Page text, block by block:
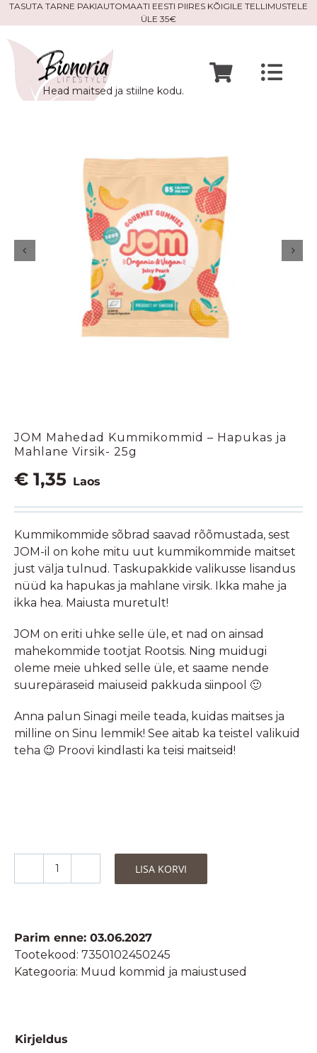
Skip
to
content
TASUTA TARNE PAKIAUTOMAATI EESTI PIIRES KÕIGILE TELLIMUSTELE
ÜLE 35€
Head maitsed ja stiilne kodu.
Kontakt
JOM Mahedad Kummikommid – Hapukas ja
Mahlane Virsik- 25g
€ 1,35 Laos
Kummikommide sõbrad saavad rõõmustada, sest
JOM-il on kohe mitu uut kummikommide maitset
just välja tulnud. Taskupakkide valikusse lisandus
nüüd ka hapukas ja mahlane virsik. Ikka mahe ja
ikka hea. Maiusta muretult!
JOM on eriti uhke selle üle, et nad on ainsad
mahekommide tootjat Rootsis. Ning muidugi
oleme meie uhked selle üle, et saame nende
suurepäraseid maiuseid pakkuda siinpool 🙂
Anna palun Sinagi meile teada, kuidas maitses ja
milline on Sinu lemmik! See aitab ka teistel valikuid
teha 😉 Proovi kindlasti ka teisi maitseid!
JOM
Hapukas
ja
Mahlane
LISA KORVI
Parim enne: 03.06.2027
Tootekood: 7350102450245
Kategooria: Muud kommid ja maiustused
Kirjeldus